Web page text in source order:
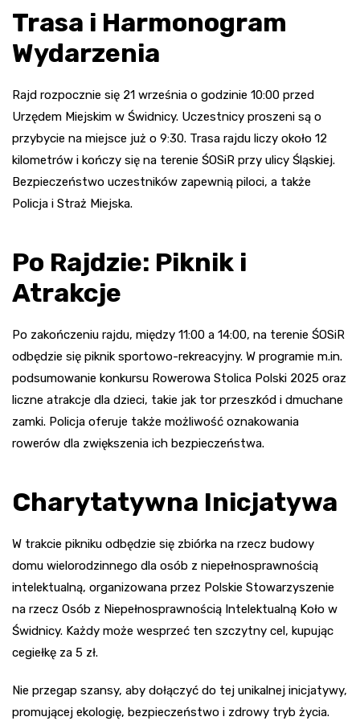
Trasa i Harmonogram
Wydarzenia
Rajd rozpocznie się 21 września o godzinie 10:00 przed
Urzędem Miejskim w Świdnicy. Uczestnicy proszeni są o
przybycie na miejsce już o 9:30. Trasa rajdu liczy około 12
kilometrów i kończy się na terenie ŚOSiR przy ulicy Śląskiej.
Bezpieczeństwo uczestników zapewnią piloci, a także
Policja i Straż Miejska.
Po Rajdzie: Piknik i
Atrakcje
Po zakończeniu rajdu, między 11:00 a 14:00, na terenie ŚOSiR
odbędzie się piknik sportowo-rekreacyjny. W programie m.in.
podsumowanie konkursu Rowerowa Stolica Polski 2025 oraz
liczne atrakcje dla dzieci, takie jak tor przeszkód i dmuchane
zamki. Policja oferuje także możliwość oznakowania
rowerów dla zwiększenia ich bezpieczeństwa.
Charytatywna Inicjatywa
W trakcie pikniku odbędzie się zbiórka na rzecz budowy
domu wielorodzinnego dla osób z niepełnosprawnością
intelektualną, organizowana przez Polskie Stowarzyszenie
na rzecz Osób z Niepełnosprawnością Intelektualną Koło w
Świdnicy. Każdy może wesprzeć ten szczytny cel, kupując
cegiełkę za 5 zł.
Nie przegap szansy, aby dołączyć do tej unikalnej inicjatywy,
promującej ekologię, bezpieczeństwo i zdrowy tryb życia.